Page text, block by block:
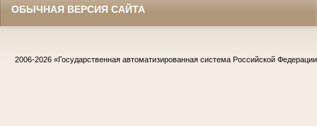
ОБЫЧНАЯ ВЕРСИЯ САЙТА
2006-2026 «Государственная автоматизированная система Российской